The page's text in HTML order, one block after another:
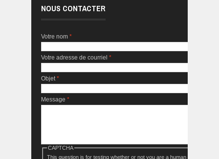
NOUS CONTACTER
Votre nom *
Votre adresse de courriel *
Objet *
Message *
CAPTCHA
This question is for testing whether or not you are a human